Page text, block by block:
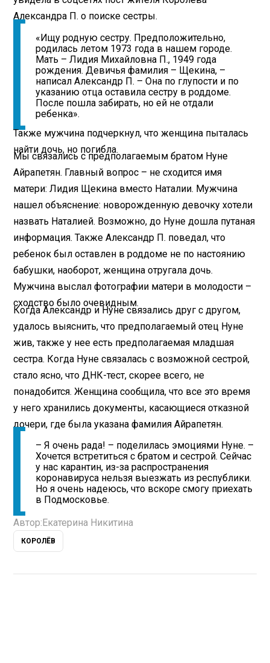
Александра П. о поиске сестры.
«Ищу родную сестру. Предположительно,
родилась летом 1973 года в нашем городе.
Мать – Лидия Михайловна П., 1949 года
рождения. Девичья фамилия – Щекина, –
написал Александр П. – Она по глупости и по
указанию отца оставила сестру в роддоме.
После пошла забирать, но ей не отдали
ребенка».
Также мужчина подчеркнул, что женщина пыталась
найти дочь, но погибла.
Мы связались с предполагаемым братом Нуне
Айрапетян. Главный вопрос – не сходится имя
матери: Лидия Щекина вместо Наталии. Мужчина
нашел объяснение: новорожденную девочку хотели
назвать Наталией. Возможно, до Нуне дошла путаная
информация. Также Александр П. поведал, что
ребенок был оставлен в роддоме не по настоянию
бабушки, наоборот, женщина отругала дочь.
Мужчина выслал фотографии матери в молодости –
сходство было очевидным.
Когда Александр и Нуне связались друг с другом,
удалось выяснить, что предполагаемый отец Нуне
жив, также у нее есть предполагаемая младшая
сестра. Когда Нуне связалась с возможной сестрой,
стало ясно, что ДНК-тест, скорее всего, не
понадобится. Женщина сообщила, что все это время
у него хранились документы, касающиеся отказной
дочери, где была указана фамилия Айрапетян.
– Я очень рада! – поделилась эмоциями Нуне. –
Хочется встретиться с братом и сестрой. Сейчас
у нас карантин, из-за распространения
коронавируса нельзя выезжать из республики.
Но я очень надеюсь, что вскоре смогу приехать
в Подмосковье.
Автор: Екатерина Никитина
КОРОЛЁВ